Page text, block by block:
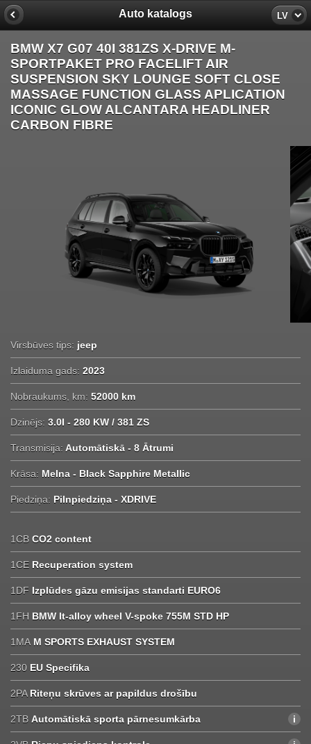
Auto katalogs LV
BMW X7 G07 40I 381ZS X-DRIVE M-
SPORTPAKET PRO FACELIFT AIR
SUSPENSION SKY LOUNGE SOFT CLOSE
MASSAGE FUNCTION GLASS APLICATION
ICONIC GLOW ALCANTARA HEADLINER
CARBON FIBRE
Virsbūves tips: jeep
Izlaiduma gads: 2023
Nobraukums, km: 52000 km
Dzinējs: 3.0I - 280 KW / 381 ZS
Transmisija: Automātiskā - 8 Ātrumi
Krāsa: Melna - Black Sapphire Metallic
Piedziņa: Pilnpiedziņa - XDRIVE
1CB CO2 content
1CE Recuperation system
1DF Izplūdes gāzu emisijas standarti EURO6
1FH BMW lt-alloy wheel V-spoke 755M STD HP
1MA M SPORTS EXHAUST SYSTEM
230 EU Specifika
2PA Riteņu skrūves ar papildus drošību
2TB Automātiskā sporta pārnesumkārba